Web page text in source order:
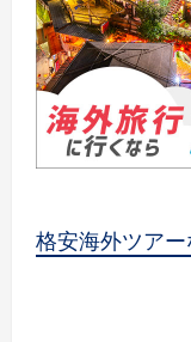
格安海外ツア